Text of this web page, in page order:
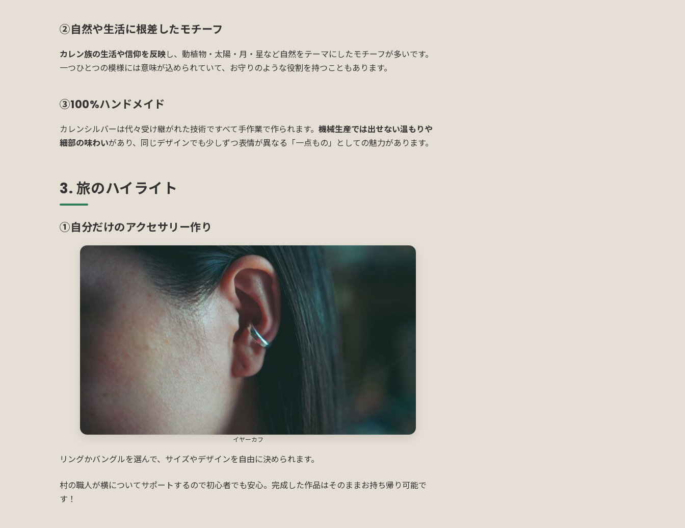
②自然や生活に根差したモチーフ
カレン族の生活や信仰を反映し、動植物・太陽・月・星など自然をテーマにしたモチーフが多いです。
一つひとつの模様には意味が込められていて、お守りのような役割を持つこともあります。
③100%ハンドメイド
カレンシルバーは代々受け継がれた技術ですべて手作業で作られます。 機械生産では出せない温もりや
細部の味わいがあり、同じデザインでも少しずつ表情が異なる「一点もの」としての魅力があります。
3. 旅のハイライト
①自分だけのアクセサリー作り
イヤーカフ
リングかバングルを選んで、サイズやデザインを自由に決められます。
村の職人が横についてサポートするので初心者でも安心。完成した作品はそのままお持ち帰り可能で
す！